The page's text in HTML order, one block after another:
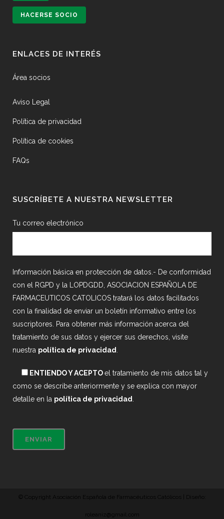
HACERSE SOCIO
ENLACES DE INTERÉS
Área socios
Aviso Legal
Política de privacidad
Política de cookies
FAQs
SUSCRÍBETE A NUESTRA NEWSLETTER
Tu correo electrónico
Información básica en protección de datos.- De conformidad
con el RGPD y la LOPDGDD, ASOCIACION ESPAÑOLA DE
FARMACEUTICOS CATOLICOS tratará los datos facilitados
con la finalidad de enviar un boletín informativo entre los
suscriptores. Para obtener más información acerca del
tratamiento de sus datos y ejercer sus derechos, visite
nuestra política de privacidad
ENTIENDO Y ACEPTOel tratamiento de mis datos tal y
como se describe anteriormente y se explica con mayor
detalle en la política de privacidad
© Copyright Asociación Española de Farmacéuticos Católicos | Diseño:
roleaniz@gmail.com